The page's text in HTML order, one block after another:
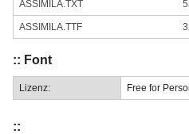
ASSIMILA.TXT
ASSIMILA.TTF
:: Font
Lizenz: Free for
::